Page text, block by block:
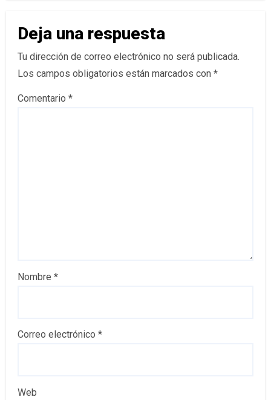
Deja una respuesta
Tu dirección de correo electrónico no será publicada.
Los campos obligatorios están marcados con *
Comentario *
Nombre *
Correo electrónico *
Web